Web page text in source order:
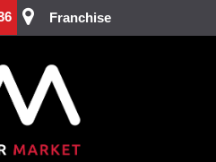
Franchise